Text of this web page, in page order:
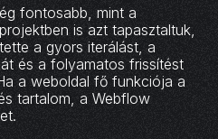
fontosabb, mint a
is azt tapasztaltuk,
a gyors iterálást, a
és a folyamatos frissítést
a weboldal fő funkciója a
tartalom, a Webflow